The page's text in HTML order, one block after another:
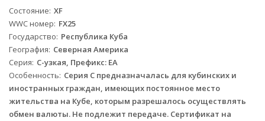
Состояние XF
WWC номер FX25
Государство Республика Куба
География Северная Америка
Серия C-узкая, Префикс: EА
Особенность Серия C предназначалась для кубинских и
иностранных граждан, имеющих постоянное место
жительства на Кубе, которым разрешалось осуществлять
обмен валюты. Не подлежит передаче. Сертификат на